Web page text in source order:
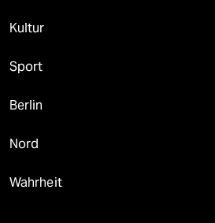
Kultur
Sport
Berlin
Nord
Wahrheit